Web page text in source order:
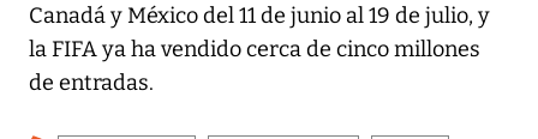
Canadá y México del 11 de junio al 19 de julio, y
la FIFA ya ha vendido cerca de cinco millones
de entradas.